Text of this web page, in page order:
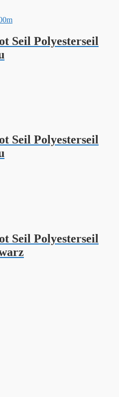
Seil Polyesterseil
Seil Polyesterseil
Seil Polyesterseil